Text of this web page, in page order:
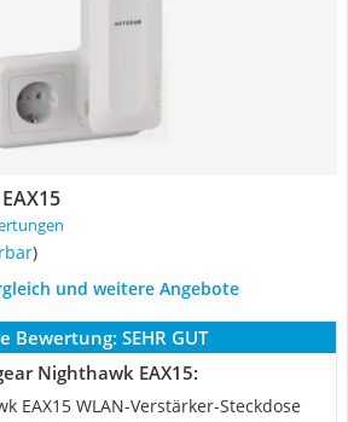
)
und weitere Angebote
Bewertung: SEHR GUT
Nighthawk EAX15:
EAX15 WLAN-Verstärker-Steckdose